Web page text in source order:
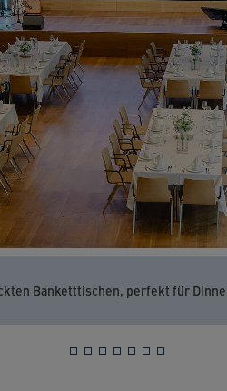
Banketttischen, perfekt für